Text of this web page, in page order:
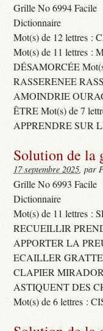
Grille No 6994 Facile
Dictionnaire
Mot(s) de 12 lettres
Mot(s) de 11 lettres
DÉSAMORCÉE
RASSERENEE
AMOINDRIE
ÊTRE Mot(s) de 7
APPRENDRE SUR
Solution de la
17 septembre 2025, par
Grille No 6993 Facile
Dictionnaire
Mot(s) de 11 lettres :
RECUEILLIR
APPORTER LA
ECAILLER
CLAPIER
ASTIQUENT DES
Mot(s) de 6 lettres :